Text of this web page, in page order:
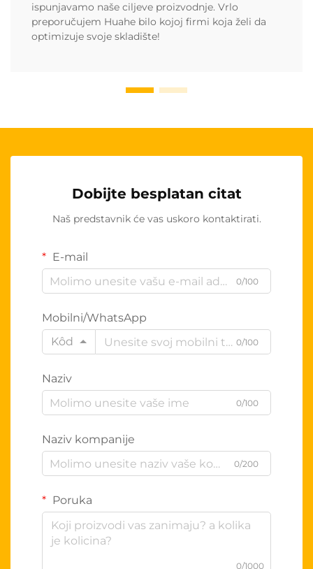
ispunjavamo naše ciljeve proizvodnje. Vrlo
preporučujem Huahe bilo kojoj firmi koja želi da
optimizuje svoje skladište!
Dobijte besplatan citat
Naš predstavnik će vas uskoro kontaktirati.
E-mail
0/100
Mobilni/WhatsApp
Kôd
0/100
Naziv
0/100
Naziv kompanije
0/200
Poruka
0/1000